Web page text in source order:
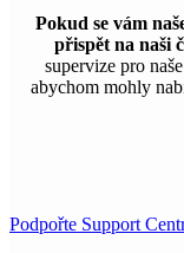
Pokud se vám
přispět na naši
supervize pro
abychom mohly
Podpořte Support